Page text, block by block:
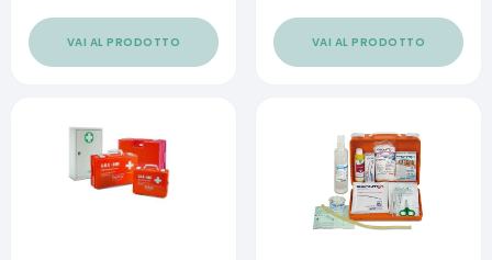
VAI AL PRODOTTO VAI AL PRODOTTO